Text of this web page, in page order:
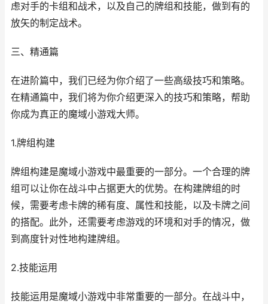
虑对手的卡组和战术，以及自己的牌组和技能，做到有的
放矢的制定战术。
三、精通篇
在进阶篇中，我们已经为你介绍了一些高级技巧和策略。
在精通篇中，我们将为你介绍更深入的技巧和策略，帮助
你成为真正的魔域小游戏大师。
1.牌组构建
牌组构建是魔域小游戏中最重要的一部分。一个合理的牌
组可以让你在战斗中占据更大的优势。在构建牌组的时
候，需要考虑卡牌的稀有度、属性和技能，以及卡牌之间
的搭配。此外，还需要考虑游戏的环境和对手的情况，做
到高度针对性地构建牌组。
2.技能运用
技能运用是魔域小游戏中非常重要的一部分。在战斗中，